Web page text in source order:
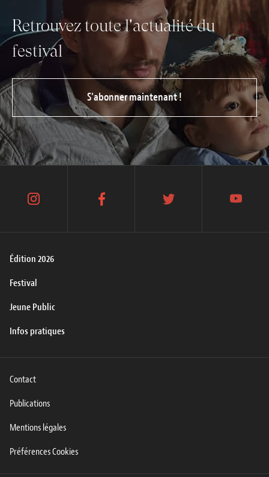
Retrouvez toute l'actualité du
festival
S’abonner maintenant !
Édition 2026
Festival
Jeune Public
Infos pratiques
instagram facebook twitter youtube
Contact
Publications
Mentions légales
Préférences Cookies